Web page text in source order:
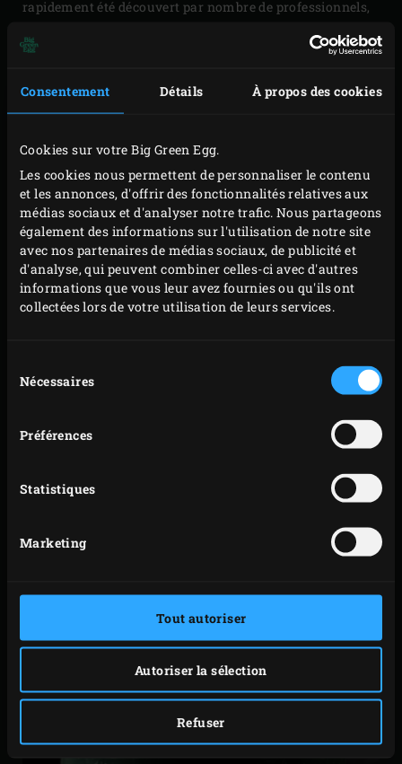
Consentement Détails À propos des cookies
Cookies sur votre Big Green Egg.
Les cookies nous permettent de personnaliser le contenu
et les annonces, d'offrir des fonctionnalités relatives aux
médias sociaux et d'analyser notre trafic. Nous partageons
également des informations sur l'utilisation de notre site
avec nos partenaires de médias sociaux, de publicité et
d'analyse, qui peuvent combiner celles-ci avec d'autres
informations que vous leur avez fournies ou qu'ils ont
collectées lors de votre utilisation de leurs services.
duNécessaires
Préférences
Statistiques
Marketing
Tout autoriser
Autoriser la sélection
Refuser
rapidement été découvert par nombre de professionnels,
séduits par la délicieuse saveur qu’il confère aux
ingrédients, ainsi que par la facilité d’utilisation et la
durabilité du kamado. Préférez-vous une cuisson rapide à
wok, fumer, cuire à l’étouffée ou rôtir, les possibilités du
Big Green Egg sont illimitées. Les légumes grillés ou rôtis
y gagnent une saveur unique, et les pizzas et autres tartes
flambées y cuisent en un rien de temps. Et il n’y a pas de
façon plus savoureuse de préparer du porc effiloché, par
exemple pour en farcir des croquettes, ou de griller un
bon steak. Si l’on ajoute l’aspect « spectacle », il n’est pas
Green Egg. C’est un détail qui rend un plat vraiment